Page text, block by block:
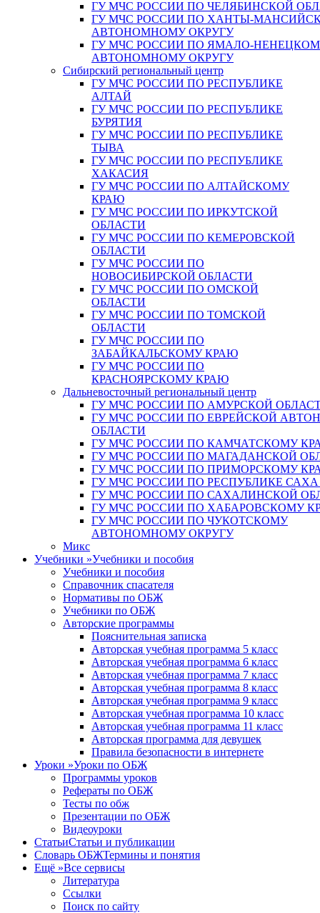
ГУ МЧС РОССИИ ПО ЧЕЛЯБИНСКОЙ
ГУ МЧС РОССИИ ПО ХАНТЫ-
АВТОНОМНОМУ ОКРУГУ
ГУ МЧС РОССИИ ПО ЯМАЛО-
АВТОНОМНОМУ ОКРУГУ
Сибирский региональный центр
ГУ МЧС РОССИИ ПО РЕСПУБЛИКЕ
АЛТАЙ
ГУ МЧС РОССИИ ПО РЕСПУБЛИКЕ
БУРЯТИЯ
ГУ МЧС РОССИИ ПО РЕСПУБЛИКЕ
ТЫВА
ГУ МЧС РОССИИ ПО РЕСПУБЛИКЕ
ХАКАСИЯ
ГУ МЧС РОССИИ ПО АЛТАЙСКОМУ
КРАЮ
ГУ МЧС РОССИИ ПО ИРКУТСКОЙ
ОБЛАСТИ
ГУ МЧС РОССИИ ПО КЕМЕРОВСКОЙ
ОБЛАСТИ
ГУ МЧС РОССИИ ПО
НОВОСИБИРСКОЙ ОБЛАСТИ
ГУ МЧС РОССИИ ПО ОМСКОЙ
ОБЛАСТИ
ГУ МЧС РОССИИ ПО ТОМСКОЙ
ОБЛАСТИ
ГУ МЧС РОССИИ ПО
ЗАБАЙКАЛЬСКОМУ КРАЮ
ГУ МЧС РОССИИ ПО
КРАСНОЯРСКОМУ КРАЮ
Дальневосточный региональный центр
ГУ МЧС РОССИИ ПО АМУРСКОЙ
ГУ МЧС РОССИИ ПО ЕВРЕЙСКОЙ
ОБЛАСТИ
ГУ МЧС РОССИИ ПО КАМЧАТСКОМУ
ГУ МЧС РОССИИ ПО МАГАДАНСКОЙ
ГУ МЧС РОССИИ ПО ПРИМОРСКОМУ
ГУ МЧС РОССИИ ПО РЕСПУБЛИКЕ
ГУ МЧС РОССИИ ПО САХАЛИНСКОЙ
ГУ МЧС РОССИИ ПО ХАБАРОВСКОМУ
ГУ МЧС РОССИИ ПО ЧУКОТСКОМУ
АВТОНОМНОМУ ОКРУГУ
Микс
Учебники »Учебники и пособия
Учебники и пособия
Справочник спасателя
Нормативы по ОБЖ
Учебники по ОБЖ
Авторские программы
Пояснительная записка
Авторская учебная программа 5 класс
Авторская учебная программа 6 класс
Авторская учебная программа 7 класс
Авторская учебная программа 8 класс
Авторская учебная программа 9 класс
Авторская учебная программа 10 класс
Авторская учебная программа 11 класс
Авторская программа для девушек
Правила безопасности в интернете
Уроки »Уроки по ОБЖ
Программы уроков
Рефераты по ОБЖ
Тесты по обж
Презентации по ОБЖ
Видеоуроки
СтатьиСтатьи и публикации
Словарь ОБЖТермины и понятия
Ещё »Все сервисы
Литература
Ссылки
Поиск по сайту